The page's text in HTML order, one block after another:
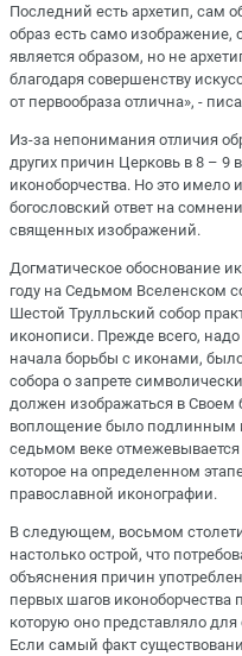
Последний есть архетип, сам
образ есть само
является образом, но не
благодаря совершенству
от первообраза отлична», -
Из-за непонимания отличия
других причин Церковь в 8 –
иконоборчества. Но это
богословский ответ на
священных изображений.
Догматическое обоснование
году на Седьмом Вселенском
Шестой Трулльский собор
иконописи. Прежде всего,
начала борьбы с иконами,
собора о запрете
должен изображаться в Своем
воплощение было подлинным
седьмом веке отмежевывается
которое на определенном
православной иконографии.
В следующем, восьмом
настолько острой, что
объяснения причин
первых шагов иконоборчества
которую оно представляло для
Если самый факт